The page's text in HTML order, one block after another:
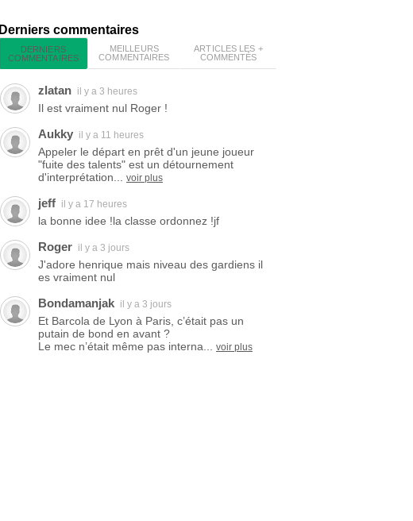
Derniers commentaires
DERNIERS
COMMENTAIRES
MEILLEURS
COMMENTAIRES
ARTICLES LES +
COMMENTÉS
zlatan il y a 3 heures
Il est vraiment nul Roger !
Aukky il y a 11 heures
Appeler le départ en prêt d'un jeune joueur
"fuite des talents" est un détournement
d'interprétation...
voir plus
jeff il y a 17 heures
la bonne idee !la classe ordonnez !jf
Roger il y a 3 jours
J'adore henrique mais niveau des gardiens il
es vraiment nul
Bondamanjak il y a 3 jours
Et Barcola de Lyon à Paris, c’était pas un
putain de bond en avant ?
Le mec n’était même pas interna...
voir plus